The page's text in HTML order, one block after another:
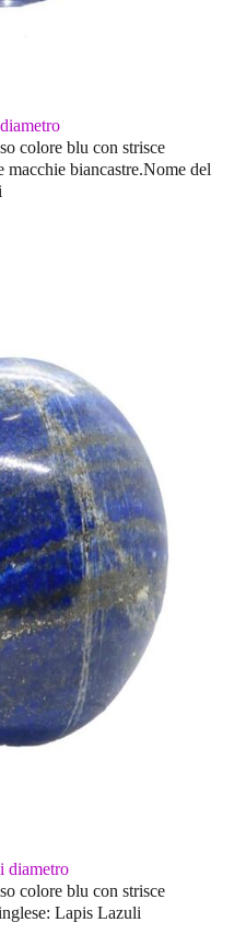
colore blu con strisce
macchie biancastre.Nome del
diametro
colore blu con strisce
Lapis Lazuli